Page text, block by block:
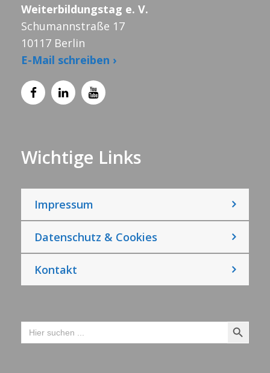
Weiterbildungstag e. V.
Schumannstraße 17
10117 Berlin
E-Mail schreiben ›
Wichtige Links
Impressum
Datenschutz & Cookies
Kontakt
Search
for:
Search Button